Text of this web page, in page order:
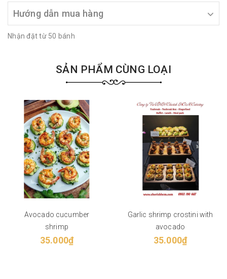
Hướng dẫn mua hàng
Nhận đặt từ 50 bánh
SẢN PHẨM CÙNG LOẠI
Avocado cucumber
shrimp
35.000₫
Garlic shrimp crostini with
avocado
35.000₫